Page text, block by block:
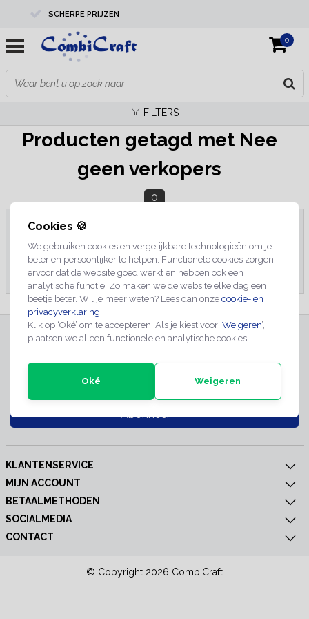
Cookies 🍪
We gebruiken cookies en vergelijkbare technologieën om je
beter en persoonlijker te helpen. Functionele cookies zorgen
ervoor dat de website goed werkt en hebben ook een
analytische functie. Zo maken we de website elke dag een
beetje beter. Wil je meer weten? Lees dan onze cookie- en
privacyverklaring
Klik op ‘Oké’ om te accepteren. Als je kiest voor ‘Weigeren’,
plaatsen we alleen functionele en analytische cookies.
Oké Weigeren
SCHERPE PRIJZEN
PROFESSIONELE KWALITEIT
EXPERTS IN MAATWERK
0
FILTERS
Producten getagd met Nee
geen verkopers
0
Geen producten gevonden!...
INSCHRIJVEN NIEUWSBRIEF
Abonneer
KLANTENSERVICE
MIJN ACCOUNT
BETAALMETHODEN
SOCIALMEDIA
CONTACT
© Copyright 2026 CombiCraft